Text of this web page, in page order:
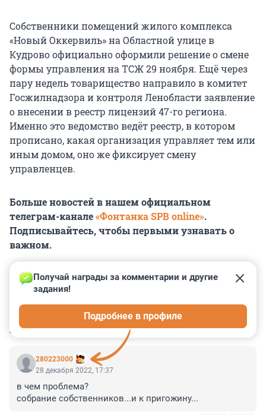
Собственники помещений жилого комплекса
«Новый Оккервиль» на Областной улице в
Кудрово официально оформили решение о смене
формы управления на ТСЖ 29 ноября. Ещё через
пару недель товарищество направило в комитет
Госжилнадзора и контроля Ленобласти заявление
о внесении в реестр лицензий 47-го региона.
Именно это ведомство ведёт реестр, в котором
прописано, какая организация управляет тем или
иным домом, оно же фиксирует смену
управленцев.
Больше новостей в нашем официальном
телеграм-канале«Фонтанка SPB online».
Подписывайтесь, чтобы первыми узнавать о
важном.
КОММЕНТАРИИ 33
280223000
Получай награды за комментарии и другие
задания!
Подробнее в профиле
28 декабря 2022, 17:37
в чем проблема?
собрание собственников...и к пригожину...